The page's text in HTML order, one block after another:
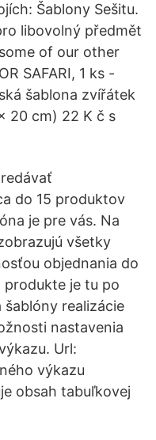
Šablony Sešitu.
libovolný předmět
of our other
SAFARI, 1 ks -
šablona zvířátek
20 cm) 22 K č s
do 15 produktov
je pre vás. Na
všetky
objednania do
produkte je tu po
šablóny realizácie
nastavenia
Url:
výkazu
obsah tabuľkovej